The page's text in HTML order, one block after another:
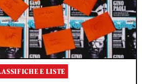
E LISTE